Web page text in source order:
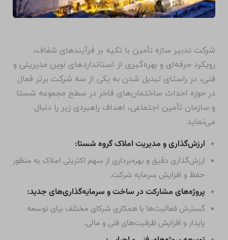
شرکت تدبیر سازه تأمین با تکیه بر فرآیندهای شفاف،
رویکرد حرفه‌ای و بهره‌گیری از استانداردهای نوین مدیریتی و
فنی، در راستای تبدیل شدن به یکی از سه شرکت برتر فعال
در حوزه احداث ساختمان‌های فاخر در سطح مجموعه شستا
و سازمان تأمین اجتماعی، اهداف راهبردی زیر را دنبال
می‌نماید:
ارزش‌گذاری و مدیریت املاک گروه شستا:
ارزش‌گذاری دقیق و بهره‌برداری از سهم اکثریتی املاک به منظور
حفظ و افزایش سرمایه شرکت.
پروژه‌های مشارکت در ساخت و سرمایه‌گذاری‌های جدید:
گسترش فعالیت‌ها با همکاری شرکای مختلف برای توسعه
پایدار و افزایش ظرفیت‌های فنی و مالی.